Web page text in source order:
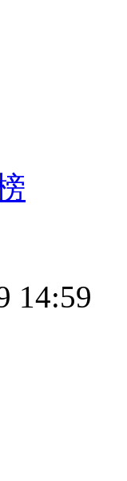
14:59